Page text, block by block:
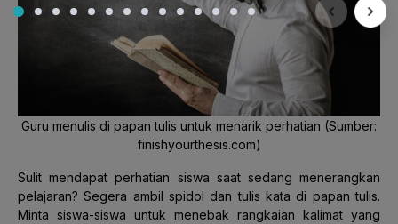
Guru menulis di papan tulis untuk menarik perhatian (Sumber:
finishyourthesis.com)
Sulit mendapat perhatian siswa saat sedang menerangkan
pelajaran? Segera ambil spidol dan tulis kata di papan tulis.
Minta siswa-siswa untuk menebak rangkaian kalimat yang